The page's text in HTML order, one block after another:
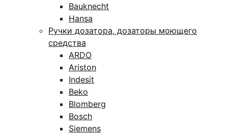
Bauknecht
Hansa
Ручки дозатора, дозаторы моющего
средства
ARDO
Ariston
Indesit
Beko
Blomberg
Bosch
Siemens